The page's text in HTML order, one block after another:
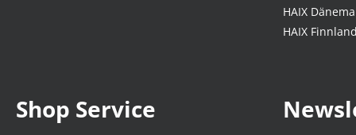
HAIX
HAIX
Shop Service